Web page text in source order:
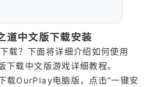
道中文版下载安装
载？下面将详细介绍如何使用
下载中文版游戏详细教程。
载OurPlay电脑版，点击“一键安